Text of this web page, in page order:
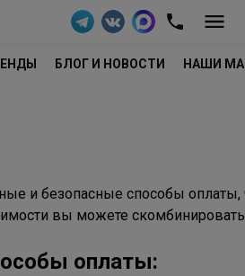
БЛОГ И НОВОСТИ НАШИ
и безопасные способы
вы можете
оплаты: